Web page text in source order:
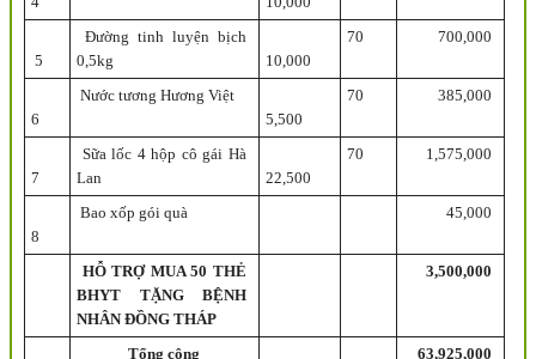
5
Đường tinh luyện bịch
0,5kg
10,000
70 700,000
6
Nước tương Hương Việt
5,500
70 385,000
7
Sữa lốc 4 hộp cô gái Hà
Lan
22,500
70 1,575,000
8
Bao xốp gói quà 45,000
HỖ TRỢ MUA 50 THẺ
BHYT TẶNG BỆNH
NHÂN ĐỒNG THÁP
3,500,000
Tổng cộng 63,925,000